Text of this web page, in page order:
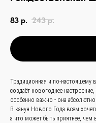
83 р. 243 р.
Традиционная и по-настоящему
создаёт новогоднее
особенно важно - она
В канун Нового Года всем
а что может быть приятнее,
нами —
и быстро